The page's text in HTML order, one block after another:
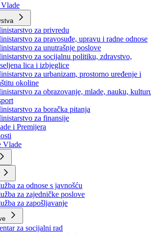
Goražde
Vlade
za privredu
za pravosuđe, upravu i radne odnose
za unutrašnje poslove
za socijalnu politiku, zdravstvo,
lica i izbjeglice
za urbanizam, prostorno uređenje i
okoline
za obrazovanje, mlade, nauku,
za boračka pitanja
za finansije
i Premijera
Vlade
za odnose s javnošću
za zajedničke poslove
za zapošljavanje